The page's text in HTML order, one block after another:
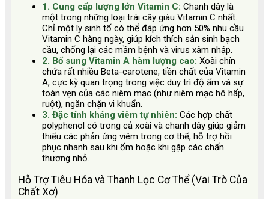
1. Cung cấp lượng lớn Vitamin C: Chanh dây là
một trong những loại trái cây giàu Vitamin C nhất.
Chỉ một ly sinh tố có thể đáp ứng hơn 50% nhu cầu
Vitamin C hàng ngày, giúp kích thích sản sinh bạch
cầu, chống lại các mầm bệnh và virus xâm nhập.
2. Bổ sung Vitamin A hàm lượng cao: Xoài chín
chứa rất nhiều Beta-carotene, tiền chất của Vitamin
A, cực kỳ quan trọng trong việc duy trì độ ẩm và sự
toàn vẹn của các niêm mạc (như niêm mạc hô hấp,
ruột), ngăn chặn vi khuẩn.
3. Đặc tính kháng viêm tự nhiên: Các hợp chất
polyphenol có trong cả xoài và chanh dây giúp giảm
thiểu các phản ứng viêm trong cơ thể, hỗ trợ hồi
phục nhanh sau khi ốm hoặc khi gặp các chấn
thương nhỏ.
Hỗ Trợ Tiêu Hóa và Thanh Lọc Cơ Thể (Vai Trò Của
Chất Xơ)